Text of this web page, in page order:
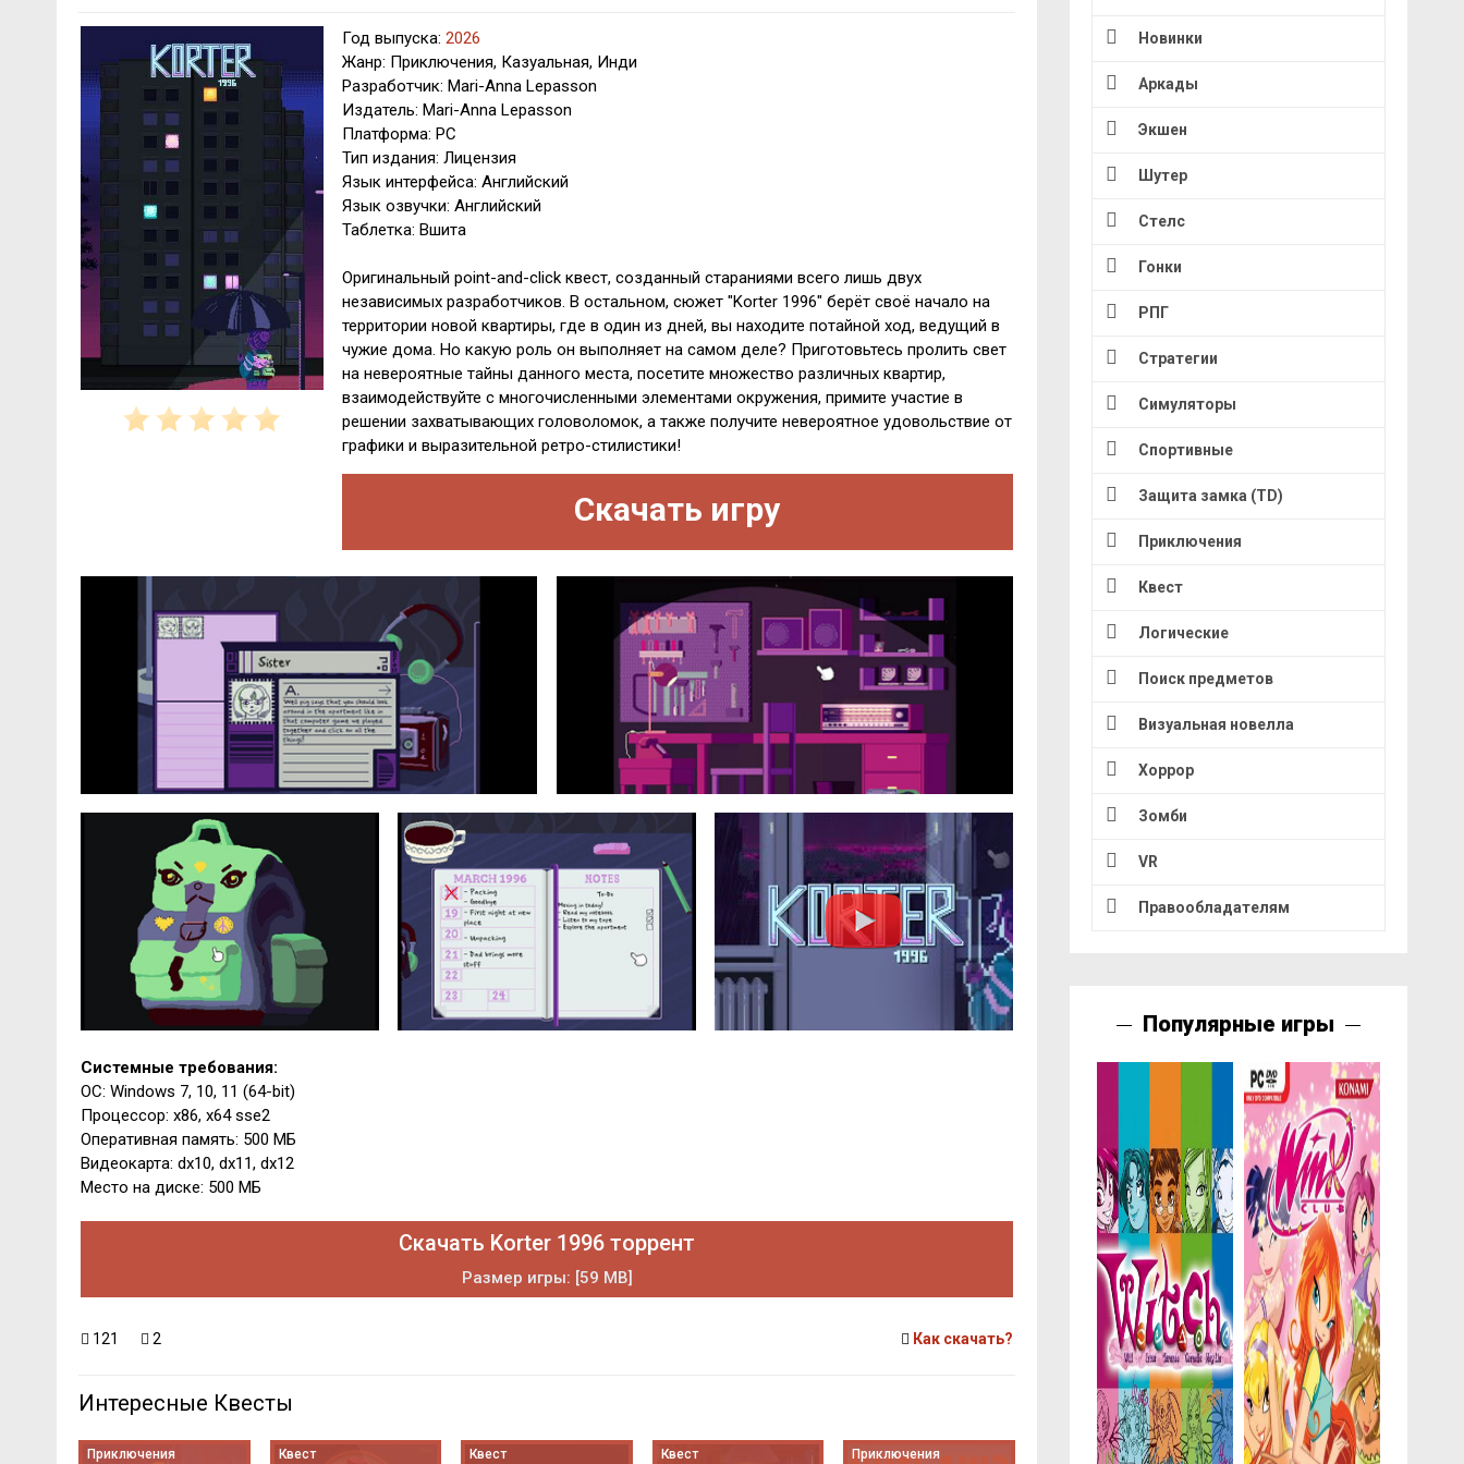
Год выпуска: 2026
Жанр: Приключения, Казуальная, Инди
Разработчик: Mari-Anna Lepasson
Издатель: Mari-Anna Lepasson
Платформа: PC
Тип издания: Лицензия
Язык интерфейса: Английский
Язык озвучки: Английский
Таблетка: Вшита
Оригинальный point-and-click квест, созданный стараниями всего лишь двух
независимых разработчиков. В остальном, сюжет "Korter 1996" берёт своё начало на
территории новой квартиры, где в один из дней, вы находите потайной ход, ведущий в
чужие дома. Но какую роль он выполняет на самом деле? Приготовьтесь пролить свет
на невероятные тайны данного места, посетите множество различных квартир,
взаимодействуйте с многочисленными элементами окружения, примите участие в
решении захватывающих головоломок, а также получите невероятное удовольствие от
графики и выразительной ретро-стилистики!
Скачать игру
Системные требования:
ОС: Windows 7, 10, 11 (64-bit)
Процессор: x86, x64 sse2
Оперативная память: 500 МБ
Видеокарта: dx10, dx11, dx12
Место на диске: 500 МБ
Скачать Korter 1996 торрент
Размер игры: [59 MB]
121 2 Как скачать?
Интересные Квесты
Приключения Квест Квест Квест Приключения
Новинки
Аркады
Экшен
Шутер
Стелс
Гонки
РПГ
Стратегии
Симуляторы
Спортивные
Защита замка (TD)
Приключения
Квест
Логические
Поиск предметов
Визуальная новелла
Хоррор
Зомби
VR
Правообладателям
Популярные игры